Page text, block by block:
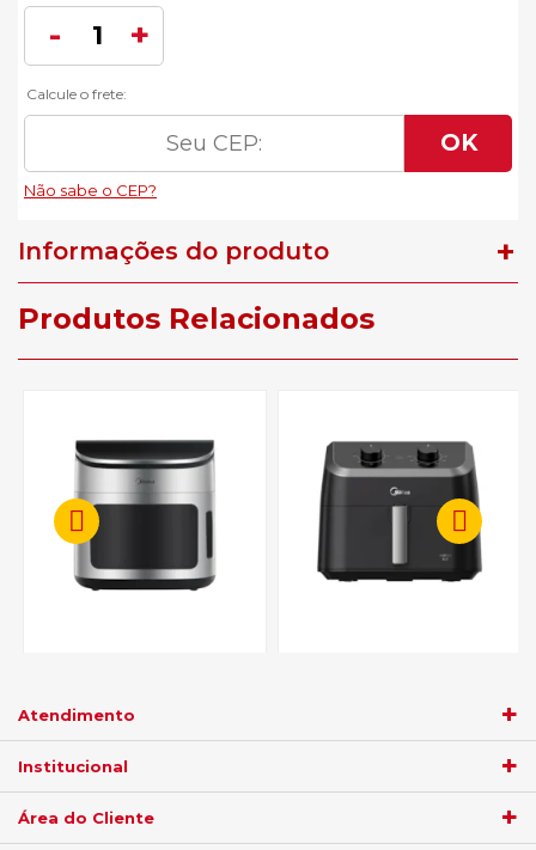
Informações do produto
Produtos Relacionados
Preto 110V
R$ 607,05
no boleto
R$ 639,00
R$ 521,55
Atendimento
Institucional
Área do Cliente